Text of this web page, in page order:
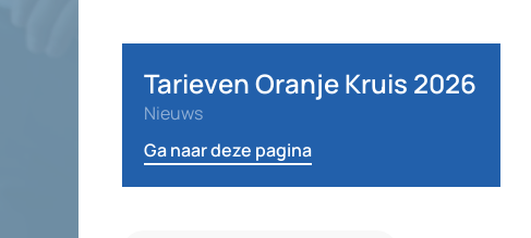
Tarieven Oranje Kruis 2026
Nieuws
Ga naar deze pagina